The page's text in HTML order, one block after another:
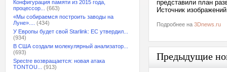
Конфигурация памяти из 2015 года,
процессор...
(663)
«Мы собираемся построить заводы на
Луне»....
(434)
У Европы будет свой Starlink: ЕС утвердил...
(934)
В США создали молекулярный анализатор...
(693)
Spectre возвращается: новая атака
TONTOU...
(913)
представили план
Источник
Подробнее на 3Dnews.ru
Предыдущие